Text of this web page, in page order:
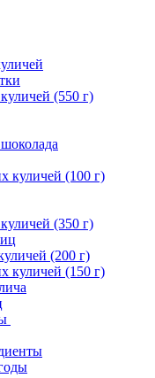
(550 г)
куличей (100 г)
(350 г)
(200 г)
куличей (150 г)